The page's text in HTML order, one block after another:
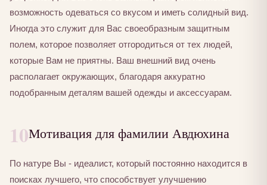
возможность одеваться со вкусом и иметь солидный вид.
Иногда это служит для Вас своеобразным защитным
полем, которое позволяет отгородиться от тех людей,
которые Вам не приятны. Ваш внешний вид очень
располагает окружающих, благодаря аккуратно
подобранным деталям вашей одежды и аксессуарам.
10Мотивация для фамилии Авдюхина
По натуре Вы - идеалист, который постоянно находится в
поисках лучшего, что способствует улучшению